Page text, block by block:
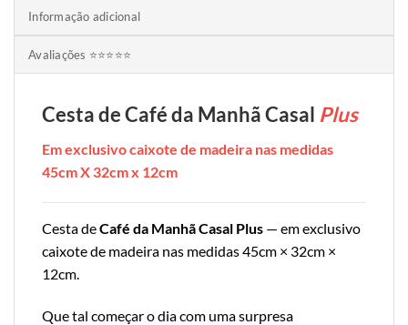
Informação adicional
Avaliações ⭐⭐⭐⭐⭐
Cesta de Café da Manhã Casal Plus
Em exclusivo caixote de madeira nas medidas
45cm X 32cm x 12cm
Cesta deCafé da Manhã Casal Plus — em exclusivo
caixote de madeira nas medidas 45cm × 32cm ×
12cm.
Que tal começar o dia com uma surpresa